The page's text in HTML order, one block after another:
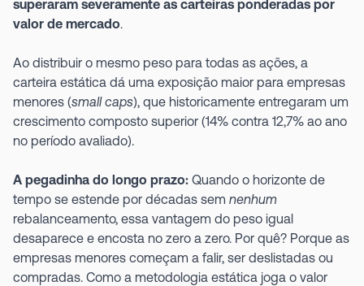
superaram severamente as carteiras ponderadas por
valor de mercado.
Ao distribuir o mesmo peso para todas as ações, a
carteira estática dá uma exposição maior para empresas
menores (small caps), que historicamente entregaram um
crescimento composto superior (14% contra 12,7% ao ano
no período avaliado).
A pegadinha do longo prazo: Quando o horizonte de
tempo se estende por décadas sem nenhum
rebalanceamento, essa vantagem do peso igual
desaparece e encosta no zero a zero. Por quê? Porque as
empresas menores começam a falir, ser deslistadas ou
compradas. Como a metodologia estática joga o valor